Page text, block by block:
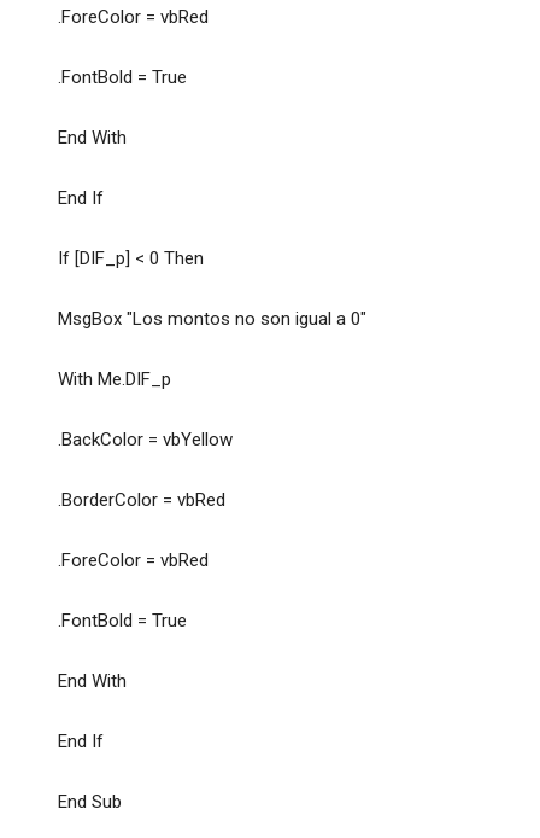
.ForeColor = vbRed
.FontBold = True
End With
End If
If [DIF_p] < 0 Then
MsgBox "Los montos no son igual a 0"
With Me.DIF_p
.BackColor = vbYellow
.BorderColor = vbRed
.ForeColor = vbRed
.FontBold = True
End With
End If
End Sub